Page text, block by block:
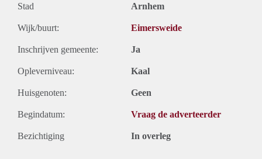
Stad Arnhem
Wijk/buurt: Eimersweide
Inschrijven gemeente: Ja
Opleverniveau: Kaal
Huisgenoten: Geen
Begindatum: Vraag de adverteerder
Bezichtiging In overleg